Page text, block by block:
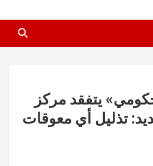
يتفقد مركز
تذليل أي معوقات